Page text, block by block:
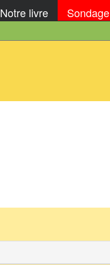
Notre livre Sondage